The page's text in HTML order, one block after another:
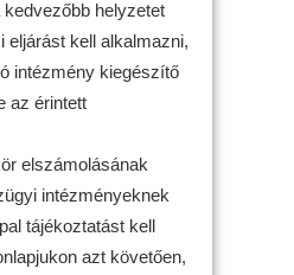
helyzetet
eljárást kell alkalmazni,
intézmény kiegészítő
az érintett
elszámolásának
intézményeknek
tájékoztatást kell
azt követően,